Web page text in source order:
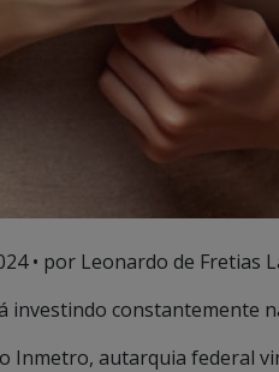
• por Leonardo de Fretias
investindo constantemente
Inmetro, autarquia federal